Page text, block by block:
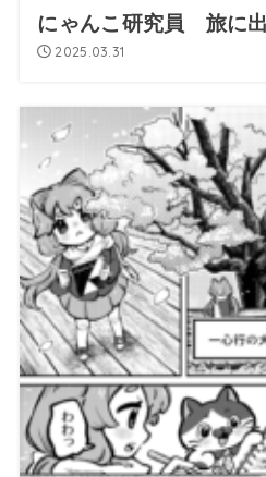
にゃんこ研究員 旅に
2025.03.31